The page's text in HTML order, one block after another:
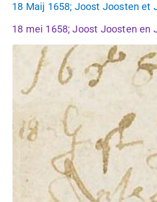
18 Maij 1658; Joost Joosten et
18 mei 1658; Joost Joosten en